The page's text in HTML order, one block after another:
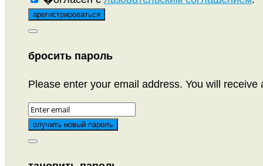
бросить пароль
Please enter your email address. You will